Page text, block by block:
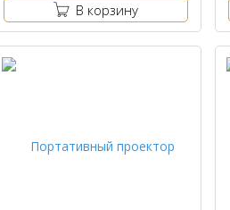
В корзину